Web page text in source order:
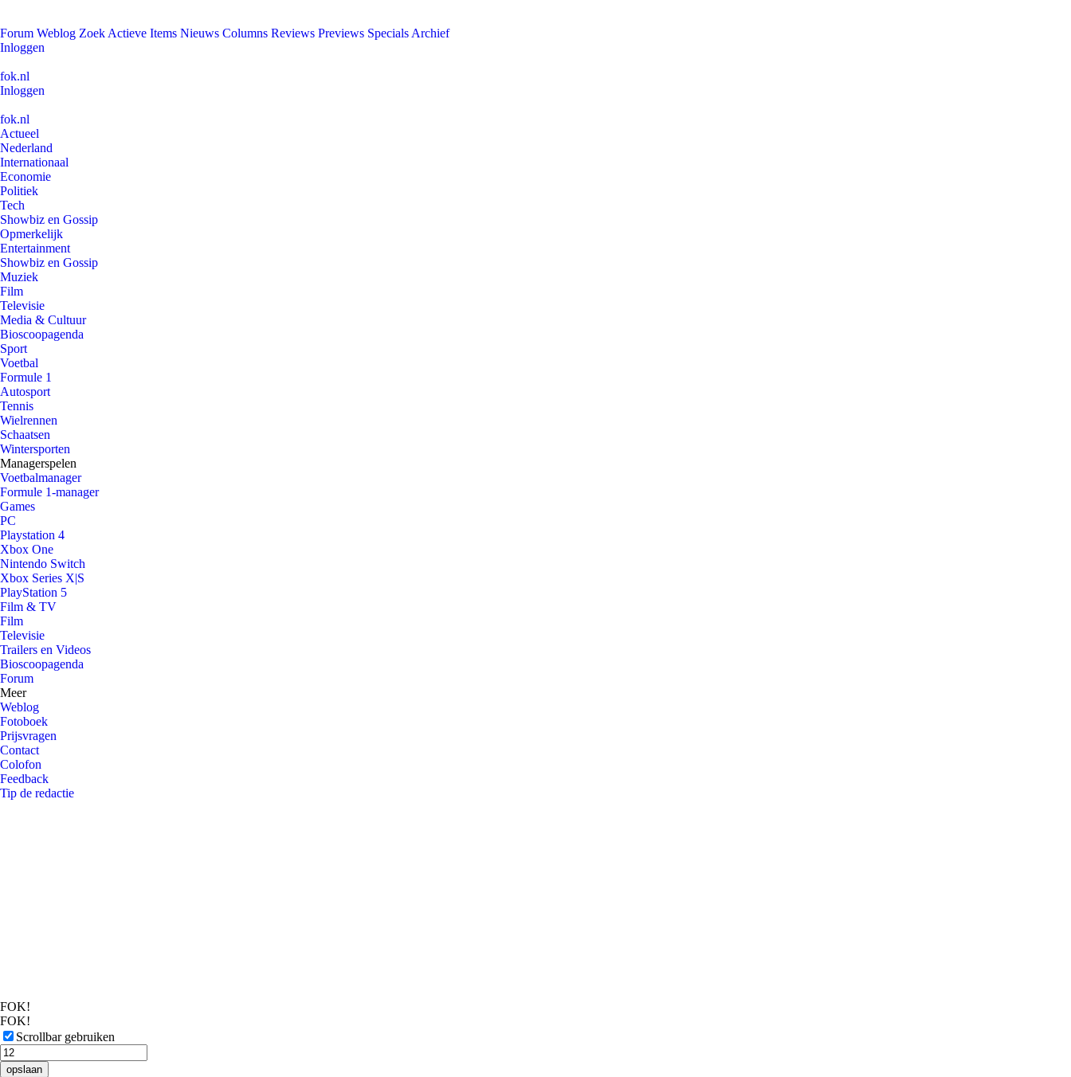
Forum Weblog Zoek Actieve Items Nieuws Columns Reviews Previews Specials Archief
Inloggen
fok.nl
Inloggen
fok.nl
Actueel
Nederland
Internationaal
Economie
Politiek
Tech
Showbiz en Gossip
Opmerkelijk
Entertainment
Showbiz en Gossip
Muziek
Film
Televisie
Media & Cultuur
Bioscoopagenda
Sport
Voetbal
Formule 1
Autosport
Tennis
Wielrennen
Schaatsen
Wintersporten
Managerspelen
Voetbalmanager
Formule 1-manager
Games
PC
Playstation 4
Xbox One
Nintendo Switch
Xbox Series X|S
PlayStation 5
Film & TV
Film
Televisie
Trailers en Videos
Bioscoopagenda
Forum
Meer
Weblog
Fotoboek
Prijsvragen
Contact
Colofon
Feedback
Tip de redactie
FOK!
FOK!
Scrollbar gebruiken
opslaan